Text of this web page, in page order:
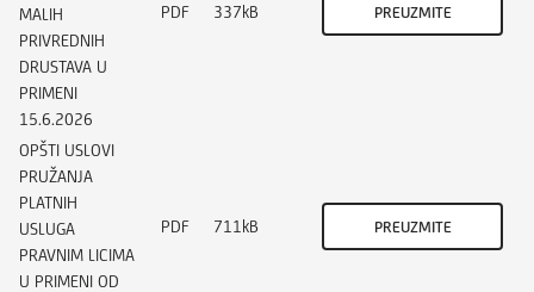
MALIH
PRIVREDNIH
DRUSTAVA U
PRIMENI
15.6.2026
PDF 337kB PREUZMITE
OPŠTI USLOVI
PRUŽANJA
PLATNIH
USLUGA
PRAVNIM LICIMA
U PRIMENI OD
PDF 711kB PREUZMITE